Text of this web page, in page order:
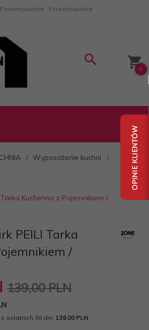
Porównywarka Przechowalnia
0
Wyposażenie kuchni
Kuchenna z Pojemnikiem /
PEILI Tarka
/
139,00 PLN
ostatnich 30 dni: 139.00 PLN